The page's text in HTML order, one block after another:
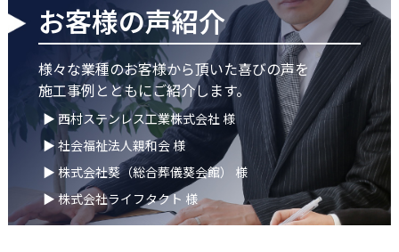
お客様の声紹介
様々な業種のお客様から頂いた喜びの声を
施工事例とともにご紹介します。
▶ 西村ステンレス工業株式会社 様
▶ 社会福祉法人親和会 様
▶ 株式会社葵（総合葬儀葵会館） 様
▶ 株式会社ライフタクト 様